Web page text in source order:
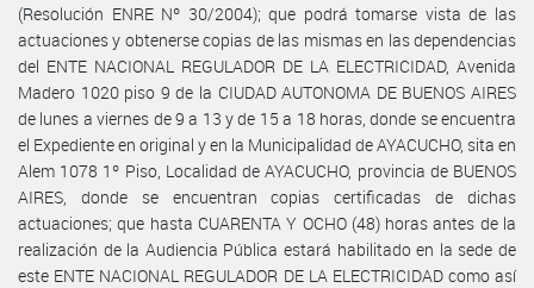
(Resolución ENRE Nº 30/2004); que podrá tomarse vista de las
actuaciones y obtenerse copias de las mismas en las dependencias
del ENTE NACIONAL REGULADOR DE LA ELECTRICIDAD, Avenida
Madero 1020 piso 9 de la CIUDAD AUTONOMA DE BUENOS AIRES
de lunes a viernes de 9 a 13 y de 15 a 18 horas, donde se encuentra
el Expediente en original y en la Municipalidad de AYACUCHO, sita en
Alem 1078 1º Piso, Localidad de AYACUCHO, provincia de BUENOS
AIRES, donde se encuentran copias certificadas de dichas
actuaciones; que hasta CUARENTA Y OCHO (48) horas antes de la
realización de la Audiencia Pública estará habilitado en la sede de
este ENTE NACIONAL REGULADOR DE LA ELECTRICIDAD como así